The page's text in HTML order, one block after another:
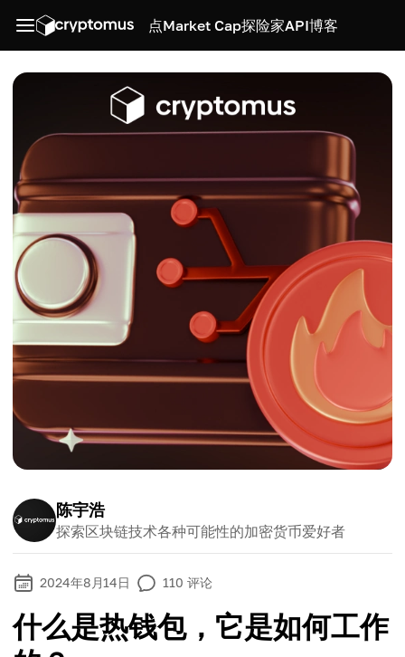
点Market Cap探险家API博客
陈宇浩
探索区块链技术各种可能性的加密货币爱好者
2024年8月14日 110 评论
什么是热钱包，它是如何工作